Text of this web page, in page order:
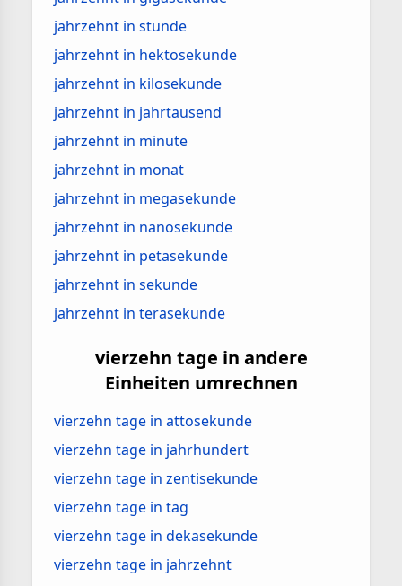
jahrzehnt in stunde
jahrzehnt in hektosekunde
jahrzehnt in kilosekunde
jahrzehnt in jahrtausend
jahrzehnt in minute
jahrzehnt in monat
jahrzehnt in megasekunde
jahrzehnt in nanosekunde
jahrzehnt in petasekunde
jahrzehnt in sekunde
jahrzehnt in terasekunde
vierzehn tage in andere
Einheiten umrechnen
vierzehn tage in attosekunde
vierzehn tage in jahrhundert
vierzehn tage in zentisekunde
vierzehn tage in tag
vierzehn tage in dekasekunde
vierzehn tage in jahrzehnt